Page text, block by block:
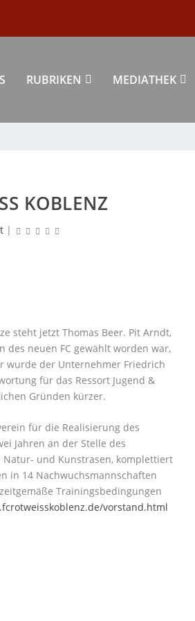
RUBRIKEN MEDIATHEK
KOBLENZ
|
steht jetzt Thomas Beer. Pit Arndt,
des neuen FC gewählt worden war,
wurde der Unternehmer Friedrich
für das Ressort Jugend &
Gründen kürzer.
für die Realisierung des
Jahren an der Stelle des
Natur- und Kunstrasen, komplettiert
in 14 Nachwuchsmannschaften
Trainingsbedingungen
vorstand.html